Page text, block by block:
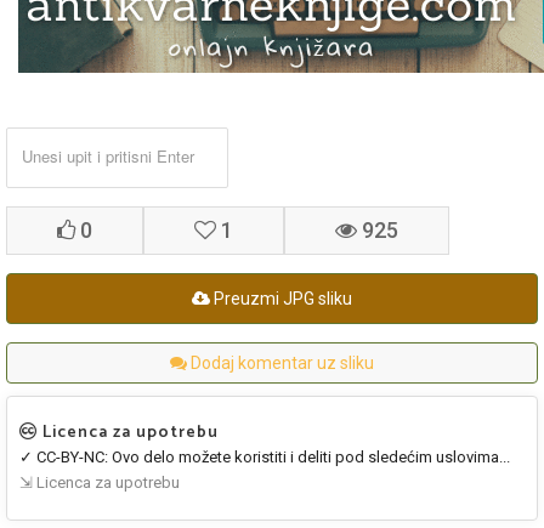
0 1 925
Preuzmi JPG sliku
Dodaj komentar uz sliku
Licenca za upotrebu
✓ CC-BY-NC: Ovo delo možete koristiti i deliti pod sledećim uslovima...
⇲ Licenca za upotrebu